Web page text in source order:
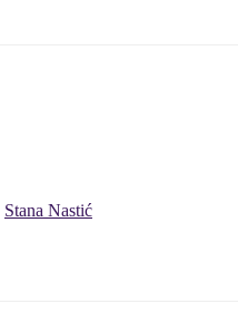
Stana Nastić